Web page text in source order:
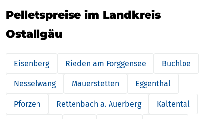
Pelletspreise im Landkreis
Ostallgäu
Eisenberg Rieden am Forggensee Buchloe
Nesselwang Mauerstetten Eggenthal
Pforzen Rettenbach a. Auerberg Kaltental